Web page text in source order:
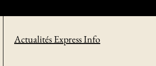
Actualités Express Info